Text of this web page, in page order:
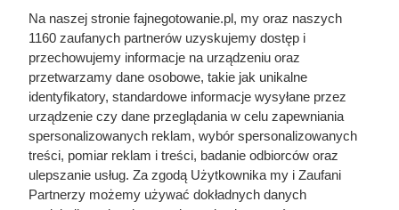
W Biedronce przez cały tydzień trwa super promocja.
Druga sztuka kosztuje tylko 1 zł, a oprócz tego
zaoszczędzisz nawet do 90%.
Na naszej stronie fajnegotowanie.pl, my oraz naszych
1160 zaufanych partnerów uzyskujemy dostęp i
przechowujemy informacje na urządzeniu oraz
przetwarzamy dane osobowe, takie jak unikalne
identyfikatory, standardowe informacje wysyłane przez
urządzenie czy dane przeglądania w celu zapewniania
spersonalizowanych reklam, wybór spersonalizowanych
treści, pomiar reklam i treści, badanie odbiorców oraz
ulepszanie usług. Za zgodą Użytkownika my i Zaufani
Partnerzy możemy używać dokładnych danych